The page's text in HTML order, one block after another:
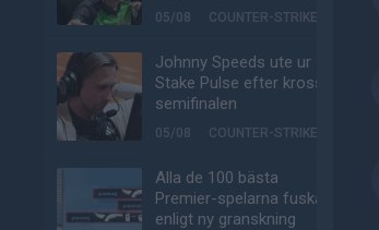
05/08 COUNTER-STRIKE
Johnny Speeds ute ur
Stake Pulse efter kross i
semifinalen
05/08 COUNTER-STRIKE
Alla de 100 bästa
Premier-spelarna fuskar
enligt ny granskning